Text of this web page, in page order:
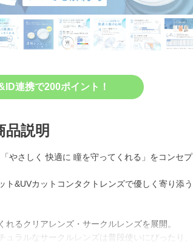
連携で200ポイント！
品説明
やさしく 快適に 瞳を守ってくれる」をコンセプ
&UVカットコンタクトレンズで優しく寄り添う
るクリアレンズ・サークルレンズを展開。
ラルなサークルレンズは普段使いにぴったり、